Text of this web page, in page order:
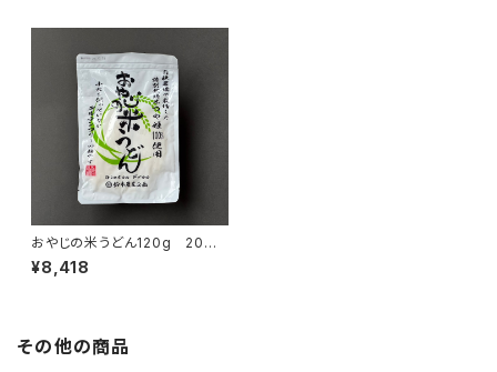
おやじの米うどん120g 20袋
入り
¥8,418
その他の商品